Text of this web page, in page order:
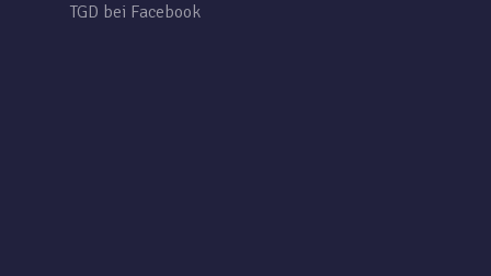
TGD bei Facebook